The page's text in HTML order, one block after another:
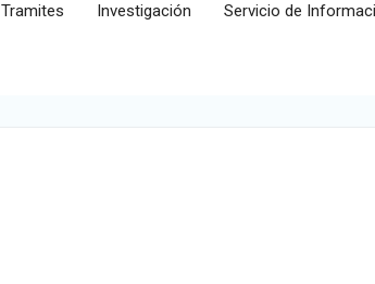
Tramites Investigación Servicio de